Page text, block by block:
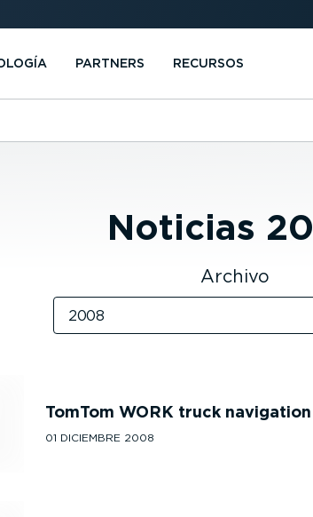
PARTNERS RECURSOS
Noticias
Archivo
TomTom WORK truck
01 DICIEMBRE 2008